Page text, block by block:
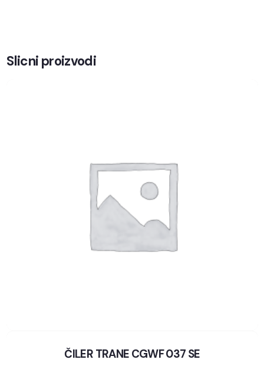
Slicni proizvodi
ČILER TRANE CGWF 037 SE